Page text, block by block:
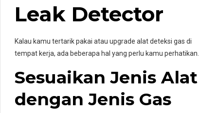
Leak Detector
Kalau kamu tertarik pakai atau upgrade alat deteksi gas di
tempat kerja, ada beberapa hal yang perlu kamu perhatikan.
Sesuaikan Jenis Alat
dengan Jenis Gas